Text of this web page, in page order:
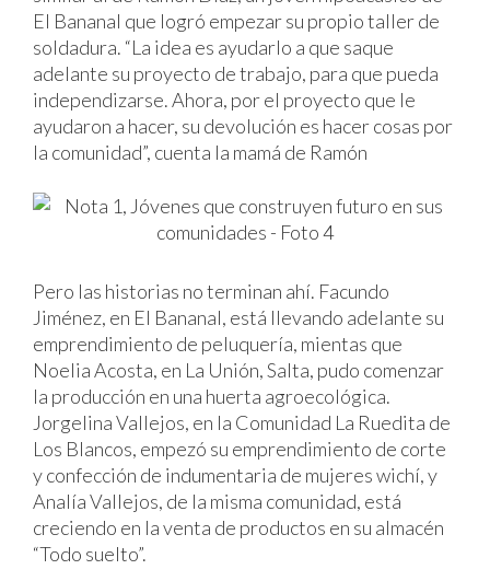
El Bananal que logró empezar su propio taller de
soldadura. “La idea es ayudarlo a que saque
adelante su proyecto de trabajo, para que pueda
independizarse. Ahora, por el proyecto que le
ayudaron a hacer, su devolución es hacer cosas por
la comunidad”, cuenta la mamá de Ramón
Pero las historias no terminan ahí. Facundo
Jiménez, en El Bananal, está llevando adelante su
emprendimiento de peluquería, mientas que
Noelia Acosta, en La Unión, Salta, pudo comenzar
la producción en una huerta agroecológica.
Jorgelina Vallejos, en la Comunidad La Ruedita de
Los Blancos, empezó su emprendimiento de corte
y confección de indumentaria de mujeres wichí, y
Analía Vallejos, de la misma comunidad, está
creciendo en la venta de productos en su almacén
“Todo suelto”.